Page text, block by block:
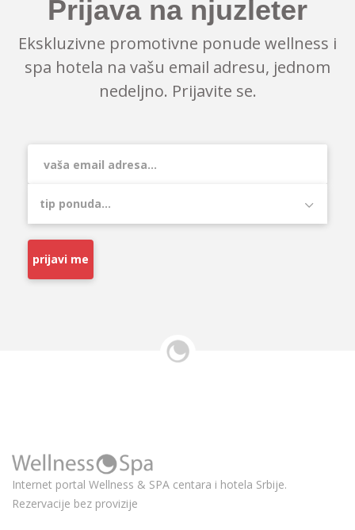
Prijava na njuzleter
Ekskluzivne promotivne ponude wellness i
spa hotela na vašu email adresu, jednom
nedeljno. Prijavite se.
prijavi me
Internet portal Wellness & SPA centara i hotela Srbije.
Rezervacije bez provizije